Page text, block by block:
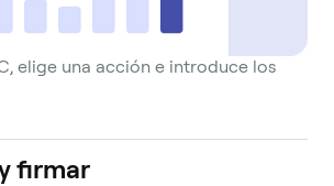
elige una acción e introduce los
firmar